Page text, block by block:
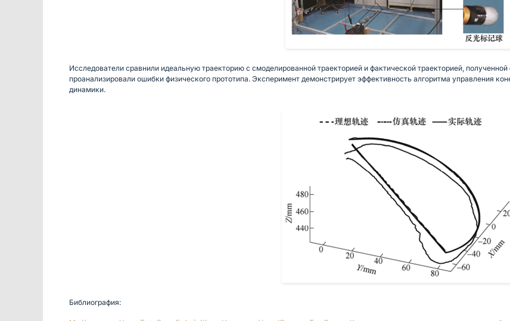
Исследователи сравнили идеальную траекторию с смоделированной траекторией и фактической траекторией,
проанализировали ошибки физического прототипа. Эксперимент демонстрирует эффективность алгоритма управления
динамики.
Библиография: